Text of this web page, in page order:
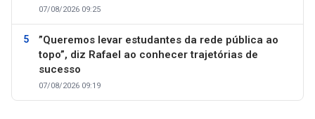
07/08/2026 09:25
”Queremos levar estudantes da rede pública ao
topo”, diz Rafael ao conhecer trajetórias de
sucesso
07/08/2026 09:19